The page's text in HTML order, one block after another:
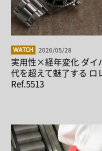
WATCH 2026/05/28
実用性×経年変化 ダイ
代を超えて魅了する ロ
Ref.5513